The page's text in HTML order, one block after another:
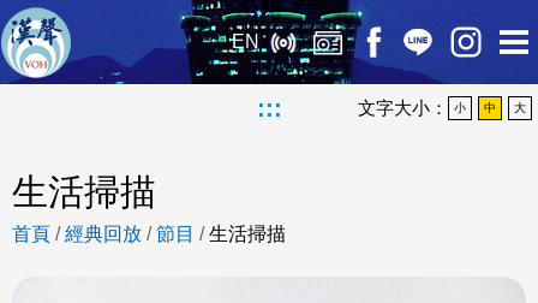
EN
::: 文字大小： 小 中 大
生活掃描
首頁 /經典回放 /節目 /生活掃描